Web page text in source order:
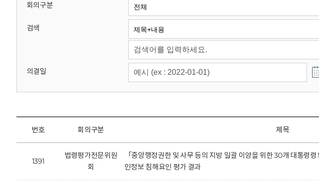
회의구분
검색
의결일
번호 회의구분 제목
1391
법령평가전문위원
회
「중앙행정권한 및 사무 등의 지방 일괄 이양을 위한 30개 대통령
인정보 침해요인 평가 결과